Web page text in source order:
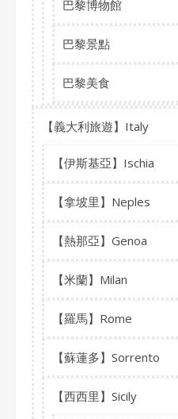
巴黎博物館
巴黎景點
巴黎美食
【義大利旅遊】Italy
【伊斯基亞】Ischia
【拿坡里】Neples
【熱那亞】Genoa
【米蘭】Milan
【羅馬】Rome
【蘇蓮多】Sorrento
【西西里】Sicily